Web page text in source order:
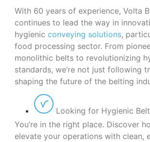
With 60 years of experience, Volta
continues to lead the way in
hygienic conveying solutions,
food processing sector. From
monolithic belts to revolutionizing
standards, we’re not just following
shaping the future of the belting
Looking for Hygienic
You’re in the right place. Discover
elevate your operations with clean,